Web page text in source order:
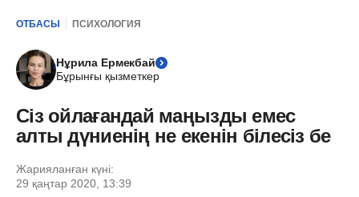
ОТБАСЫ ПСИХОЛОГИЯ
Нұрила Ермекбай
Бұрынғы қызметкер
Сіз ойлағандай маңызды емес
алты дүниенің не екенін білесіз бе
Жарияланған күні:
29 қаңтар 2020, 13:39